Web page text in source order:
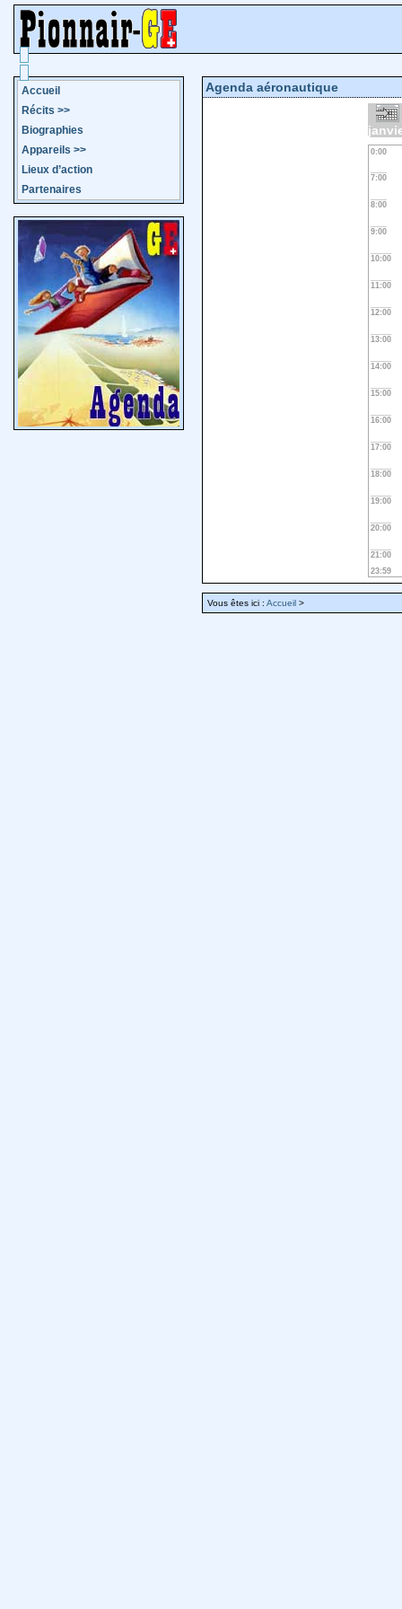
Accueil
Récits >>
Biographies
Appareils >>
Lieux d’action
Partenaires
Agenda aéronautique
0:00
7:00
8:00
9:00
10:00
11:00
12:00
13:00
14:00
15:00
16:00
17:00
18:00
19:00
20:00
21:00
23:59
Vous êtes ici : Accueil >